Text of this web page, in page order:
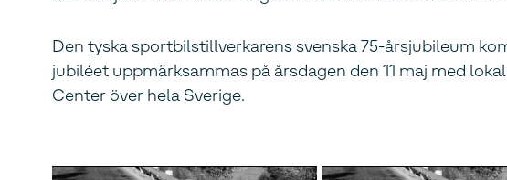
Den tyska sportbilstillverkarens svenska 75-årsjubileum
jubiléet uppmärksammas på årsdagen den 11 maj med
Center över hela Sverige.